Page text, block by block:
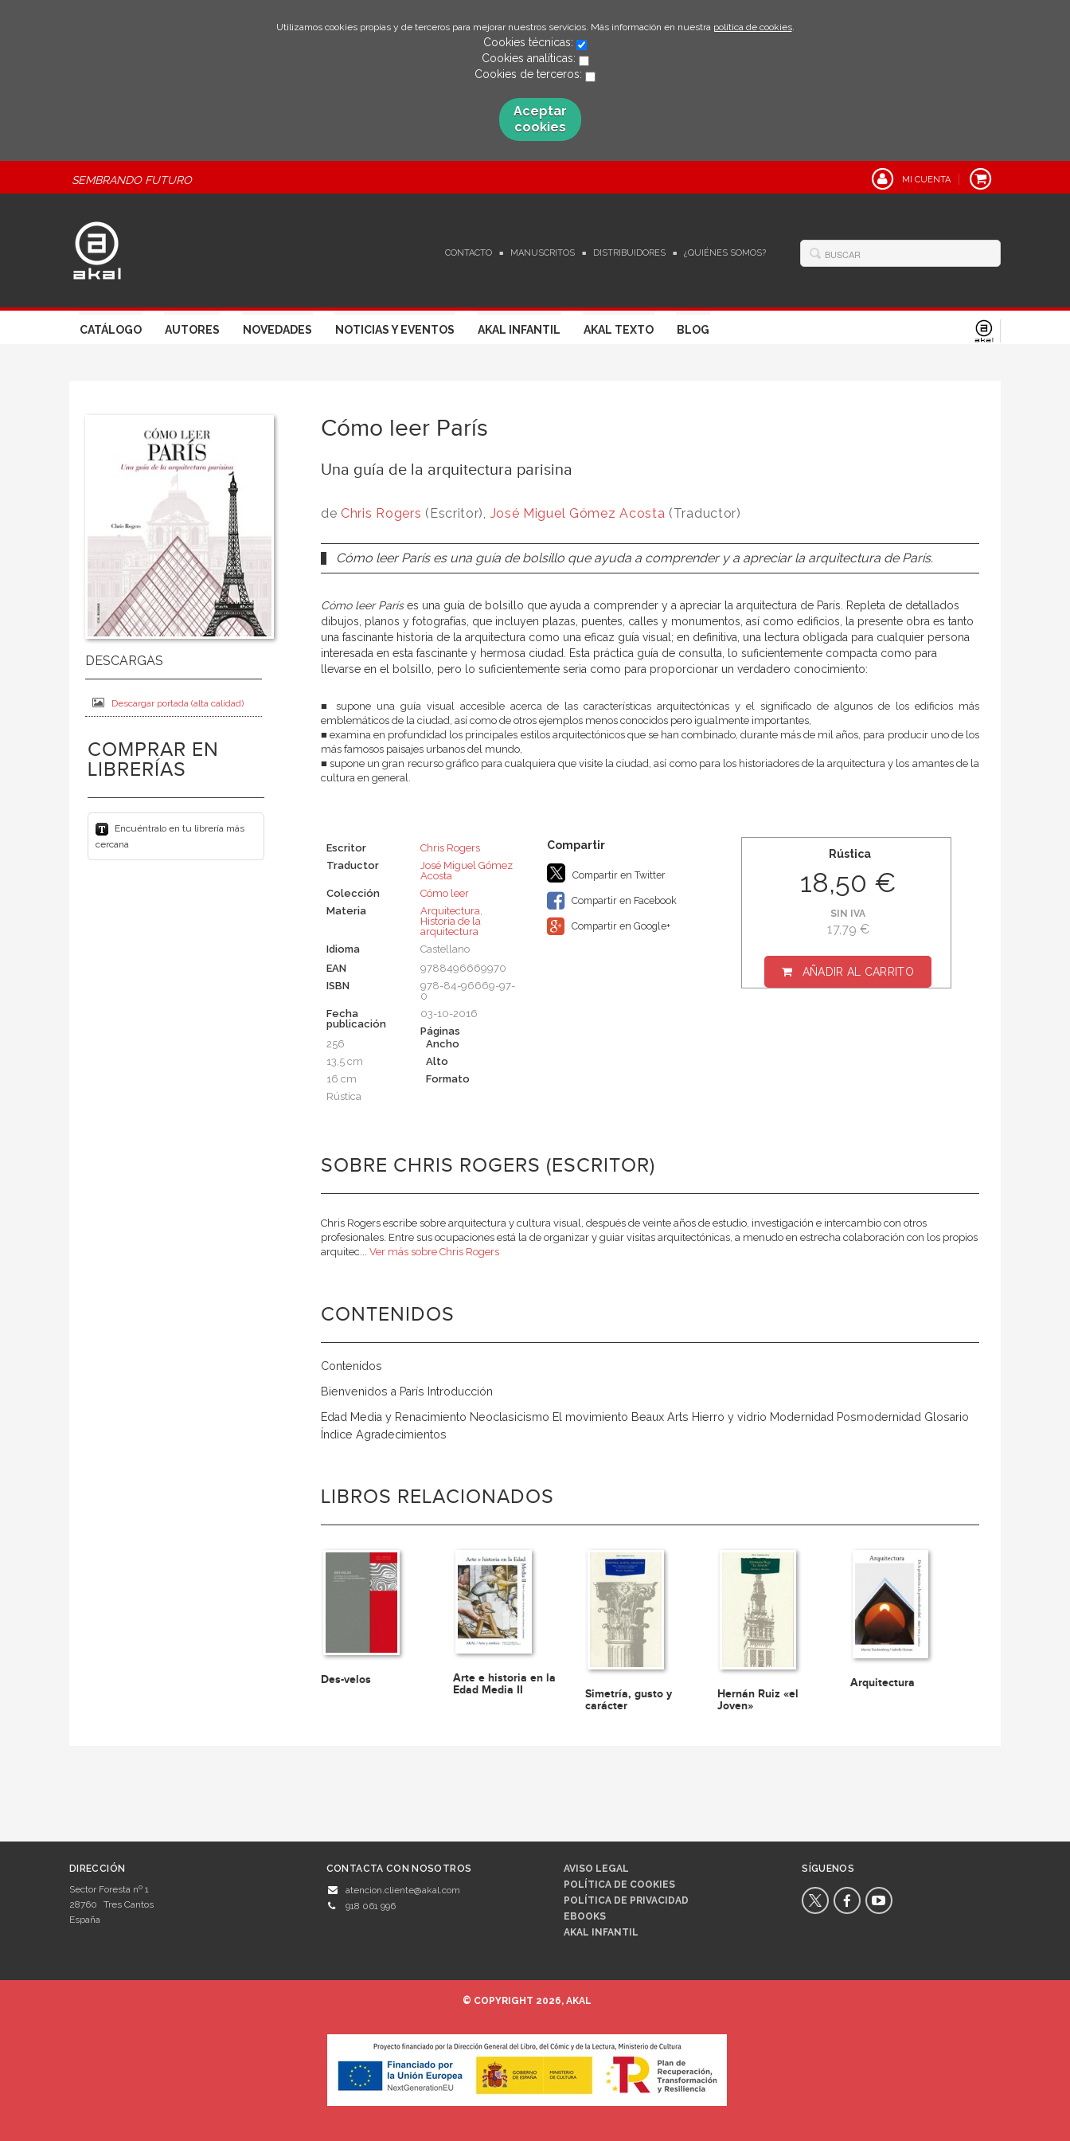
Utilizamos cookies propias y de terceros para mejorar nuestros servicios. Más información en nuestra política de cookies.
Cookies técnicas:
Cookies analíticas:
Cookies de terceros:
Aceptar
cookies
SEMBRANDO FUTURO MI CUENTA
CONTACTO MANUSCRITOS DISTRIBUIDORES ¿QUIÉNES SOMOS?
CATÁLOGO AUTORES NOVEDADES NOTICIAS Y EVENTOS AKAL INFANTIL AKAL TEXTO BLOG
Descargar portada (alta calidad)
COMPRAR EN
LIBRERÍAS
Encuéntralo en tu librería más
cercana
Cómo leer París
Una guía de la arquitectura parisina
de Chris Rogers (Escritor), José Miguel Gómez Acosta (Traductor)
Cómo leer París es una guía de bolsillo que ayuda a comprender y a apreciar la arquitectura de París.
Cómo leer Paríses una guía de bolsillo que ayuda a comprender y a apreciar la arquitectura de París. Repleta de detallados
dibujos, planos y fotografías, que incluyen plazas, puentes, calles y monumentos, así como edificios, la presente obra es tanto
una fascinante historia de la arquitectura como una eficaz guía visual; en definitiva, una lectura obligada para cualquier persona
interesada en esta fascinante y hermosa ciudad. Esta práctica guía de consulta, lo suficientemente compacta como para
llevarse en el bolsillo, pero lo suficientemente seria como para proporcionar un verdadero conocimiento:
■ supone una guía visual accesible acerca de las características arquitectónicas y el significado de algunos de los edificios más
emblemáticos de la ciudad, así como de otros ejemplos menos conocidos pero igualmente importantes,
■ examina en profundidad los principales estilos arquitectónicos que se han combinado, durante más de mil años, para producir uno de los
más famosos paisajes urbanos del mundo,
■ supone un gran recurso gráfico para cualquiera que visite la ciudad, así como para los historiadores de la arquitectura y los amantes de la
cultura en general.
Escritor
Chris Rogers
Traductor
José Miguel Gómez
Acosta
Colección
Cómo leer
Materia
Arquitectura,
Historia de la
arquitectura
Idioma
Castellano
EAN
9788496669970
ISBN
978-84-96669-97-
0
Fecha
publicación
03-10-2016
Páginas
256
Ancho
13,5 cm
Alto
16 cm
Formato
Rústica
Compartir en Twitter
Compartir en Facebook
Compartir en Google+
Rústica
18,50 €
SIN IVA
17,79 €
AÑADIR AL CARRITO
SOBRE CHRIS ROGERS (ESCRITOR)
Chris Rogers escribe sobre arquitectura y cultura visual, después de veinte años de estudio, investigación e intercambio con otros
profesionales. Entre sus ocupaciones está la de organizar y guiar visitas arquitectónicas, a menudo en estrecha colaboración con los propios
arquitec... Ver más sobre Chris Rogers
CONTENIDOS
Contenidos
Bienvenidos a París Introducción
Edad Media y Renacimiento Neoclasicismo El movimiento Beaux Arts Hierro y vidrio Modernidad Posmodernidad Glosario
Índice Agradecimientos
LIBROS RELACIONADOS
Des-velos
Arte e historia en la
Edad Media II
Simetría, gusto y
carácter
Hernán Ruiz «el
Joven»
Arquitectura
DIRECCIÓN
Sector Foresta nº 1
28760
Tres Cantos
España
CONTACTA CON NOSOTROS
atencion.cliente@akal.com
918 061 996
AVISO LEGAL
POLÍTICA DE COOKIES
POLÍTICA DE PRIVACIDAD
EBOOKS
AKAL INFANTIL
SÍGUENOS
© COPYRIGHT 2026, AKAL